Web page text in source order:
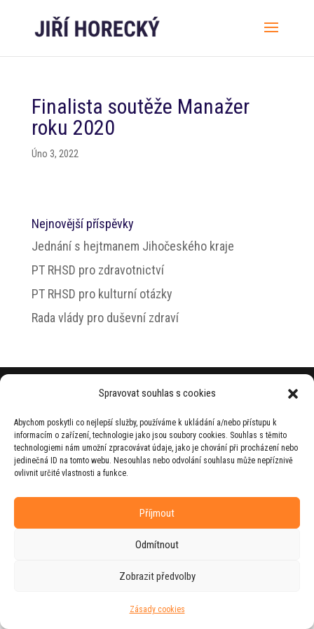
Spravovat souhlas s cookies
Abychom poskytli co nejlepší služby, používáme k ukládání a/nebo přístupu k
informacím o zařízení, technologie jako jsou soubory cookies. Souhlas s těmito
technologiemi nám umožní zpracovávat údaje, jako je chování při procházení nebo
jedinečná ID na tomto webu. Nesouhlas nebo odvolání souhlasu může nepříznivě
ovlivnit určité vlastnosti a funkce.
Příjmout
Odmítnout
Zobrazit předvolby
Zásady cookies
Finalista soutěže Manažer
roku 2020
Úno 3, 2022
Nejnovější příspěvky
Jednání s hejtmanem Jihočeského kraje
PT RHSD pro zdravotnictví
PT RHSD pro kulturní otázky
Rada vlády pro duševní zdraví
© 2026 Jiří Horecký – Osobní stránky Jiřího
Web vytvořila firmaRUDIve spolupráci s
agenturouZEST BRAND.